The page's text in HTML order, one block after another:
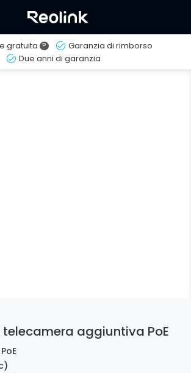
gratuita ?
Garanzia di rimborso
Due anni di garanzia
telecamera aggiuntiva PoE